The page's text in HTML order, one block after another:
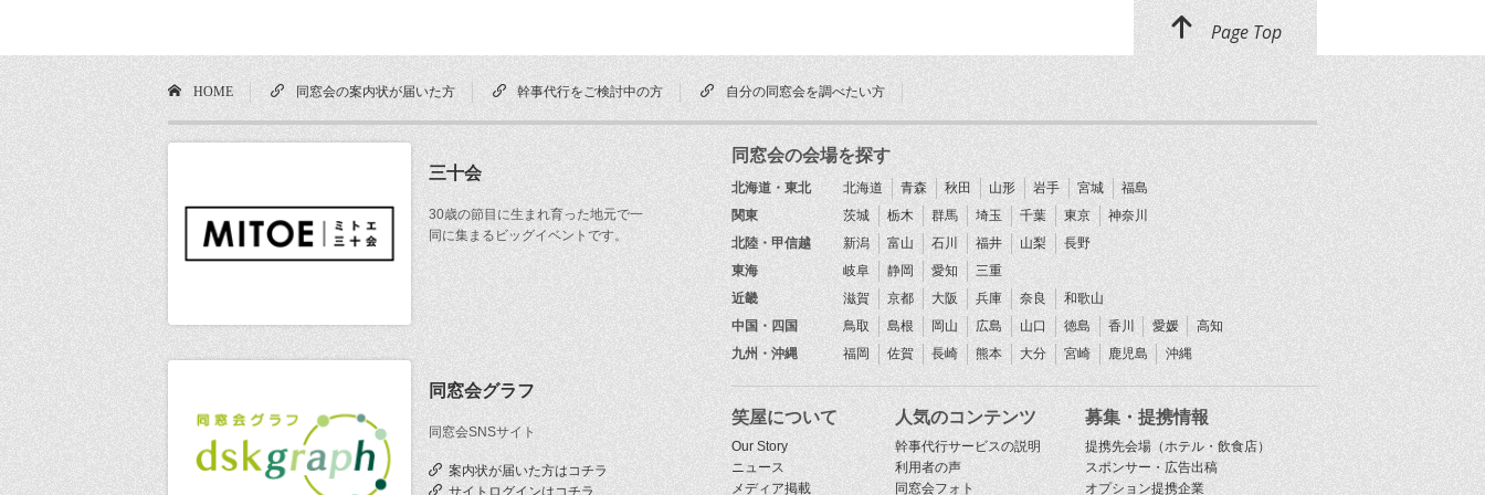
Page Top
HOME 同窓会の案内状が届いた方 幹事代行をご検討中の方 自分の同窓会を調べたい方
三十会
30歳の節目に生まれ育った地元で一
同に集まるビッグイベントです。
同窓会グラフ
同窓会SNSサイト
案内状が届いた方はコチラ
サイトログインはコチラ
同窓会の会場を探す
北海道・東北 北海道 青森 秋田 山形 岩手 宮城
福島
関東
茨城 栃木 群馬 埼玉 千葉 東京
神奈川
北陸・甲信越
新潟 富山 石川 福井 山梨
長野
東海
岐阜 静岡 愛知
三重
近畿
滋賀 京都 大阪 兵庫 奈良
和歌山
中国・四国
鳥取 島根 岡山 広島 山口 徳島 香川 愛媛
高知
九州・沖縄
福岡 佐賀 長崎 熊本 大分 宮崎 鹿児島 沖縄
笑屋について
Our Story
ニュース
メディア掲載
人気のコンテンツ
幹事代行サービスの説明
利用者の声
同窓会フォト
募集・提携情報
提携先会場（ホテル・飲食店）
スポンサー・広告出稿
オプション提携企業